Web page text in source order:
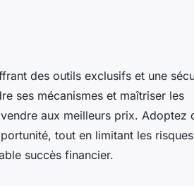
des outils exclusifs et une
ses mécanismes et maîtriser les
aux meilleurs prix. Adoptez
tout en limitant les
succès financier.